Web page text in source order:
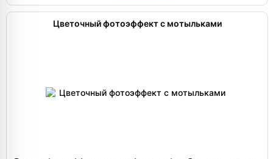
Цветочный фотоэффект с мотыльками